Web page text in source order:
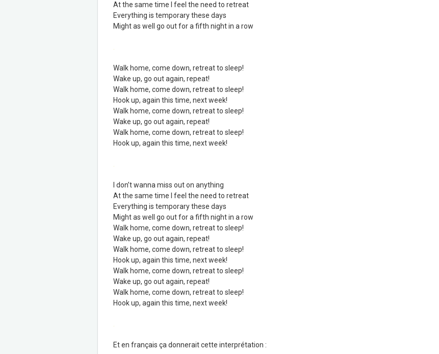
At the same time I feel the need to retreat
Everything is temporary these days
Might as well go out for a fifth night in a row
.
Walk home, come down, retreat to sleep!
Wake up, go out again, repeat!
Walk home, come down, retreat to sleep!
Hook up, again this time, next week!
Walk home, come down, retreat to sleep!
Wake up, go out again, repeat!
Walk home, come down, retreat to sleep!
Hook up, again this time, next week!
.
I don’t wanna miss out on anything
At the same time I feel the need to retreat
Everything is temporary these days
Might as well go out for a fifth night in a row
Walk home, come down, retreat to sleep!
Wake up, go out again, repeat!
Walk home, come down, retreat to sleep!
Hook up, again this time, next week!
Walk home, come down, retreat to sleep!
Wake up, go out again, repeat!
Walk home, come down, retreat to sleep!
Hook up, again this time, next week!
.
Et en français ça donnerait cette interprétation :